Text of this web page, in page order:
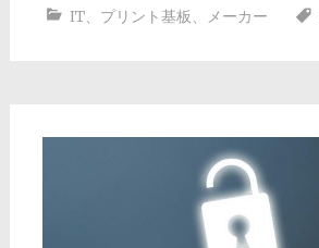
IT、 プリント基板 、 メーカー